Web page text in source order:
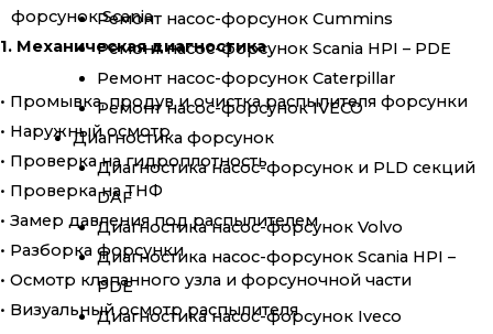
Ремонт насос-форсунок Cummins
Ремонт насос-форсунок Scania HPI – PDE
Ремонт насос-форсунок Caterpillar
Ремонт насос-форсунок IVECO
Диагностика форсунок
Диагностика насос-форсунок и PLD секций
DAF
Диагностика насос-форсунок Volvo
Диагностика насос-форсунок Scania HPI –
PDE
Диагностика насос-форсунок Iveco
1. Механическая диагностика
• Промывка, продув и очистка распылителя форсунки
• Наружный осмотр
• Проверка на гидроплотность
• Проверка на ТНФ
• Замер давления под распылителем
• Разборка форсунки
• Осмотр клапанного узла и форсуночной части
• Визуальный осмотр распылителя